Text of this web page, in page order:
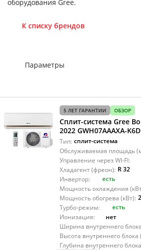
оборудования Gree.
К списку брендов
Параметры
5 ЛЕТ ГАРАНТИИ ОБЗОР
Сплит-система Gree
2022 GWH07AAAXA-
Тип: сплит-система
Обслуживаемая площадь
Управление через WI-FI:
Хладагент (фреон): R 32
Инвертор:
есть
Мощность охлаждения
Мощность обогрева (кВт):
Турбо-режим:
есть
Ионизация:
нет
Ширина внутреннего
Высота внутреннего блока
Глубина внутреннего